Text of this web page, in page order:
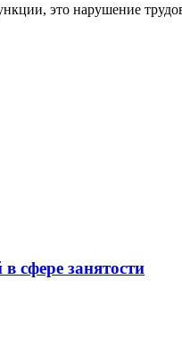
это нарушение
сфере занятости